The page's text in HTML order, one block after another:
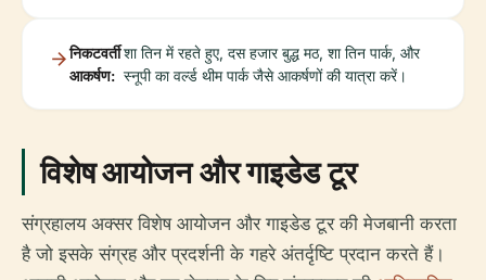
निकटवर्ती
आकर्षण:
शा तिन में रहते हुए, दस हजार बुद्ध मठ, शा तिन पार्क, और
स्नूपी का वर्ल्ड थीम पार्क जैसे आकर्षणों की यात्रा करें।
विशेष आयोजन और गाइडेड टूर
संग्रहालय अक्सर विशेष आयोजन और गाइडेड टूर की मेजबानी करता
है जो इसके संग्रह और प्रदर्शनी के गहरे अंतर्दृष्टि प्रदान करते हैं।